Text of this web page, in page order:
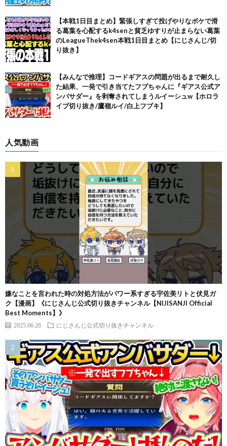
【本戦1日目まとめ】緊張しすぎて投げやりなボケで滑
る葛葉を心配するk4senと貧乏ゆすりが止まらない葛葉
のLeagueThek4sen本戦1日目まとめ【にじさんじ/切
り抜き】
【みんなで推理】コードギアスの問題が出るまで耐久し
た結果、一発で引き当てたフブちゃんに『ギアス公式ア
ンバサダー』を剥奪されてしまうルイーシュw【ホロラ
イブ切り抜き/鷹嶺ルイ/白上フブキ】
人気動画
嫌なことを言われた時の対処方法がパワー系すぎる宇佐美リトと伏見ガ
ク【漫画】《にじさんじ公式切り抜きチャンネル【NIJISANJI Official
Best Moments】》
2025.06.26 にじさんじ公式切り抜きチャンネル